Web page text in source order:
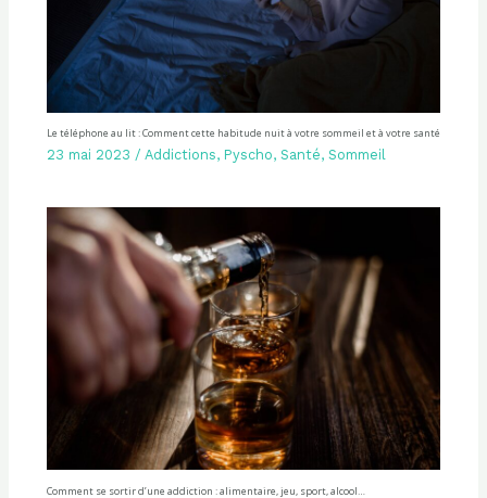
Le téléphone au lit : Comment cette habitude nuit à votre sommeil et à votre santé
23 mai 2023 / Addictions, Pyscho, Santé, Sommeil
Comment se sortir d’une addiction : alimentaire, jeu, sport, alcool…